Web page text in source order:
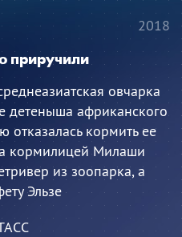
приручили
овчарка
детеныша африканского
отказалась кормить ее
кормилицей Милаши
из зоопарка, а
Эльзе
2018